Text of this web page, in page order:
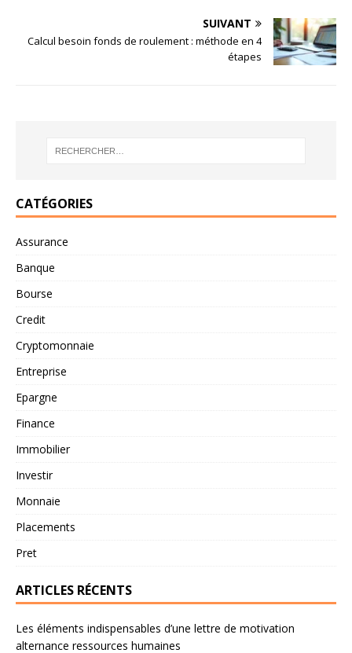
SUIVANT
Calcul besoin fonds de roulement : méthode en 4
étapes
CATÉGORIES
Assurance
Banque
Bourse
Credit
Cryptomonnaie
Entreprise
Epargne
Finance
Immobilier
Investir
Monnaie
Placements
Pret
ARTICLES RÉCENTS
Les éléments indispensables d’une lettre de motivation
alternance ressources humaines